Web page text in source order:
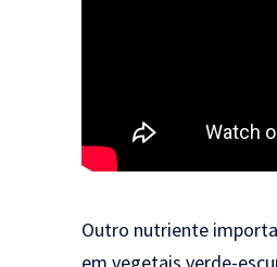
Outro nutriente